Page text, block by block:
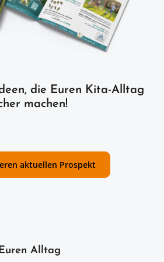
die Euren Kita-Alltag
machen!
aktuellen Prospekt
Alltag